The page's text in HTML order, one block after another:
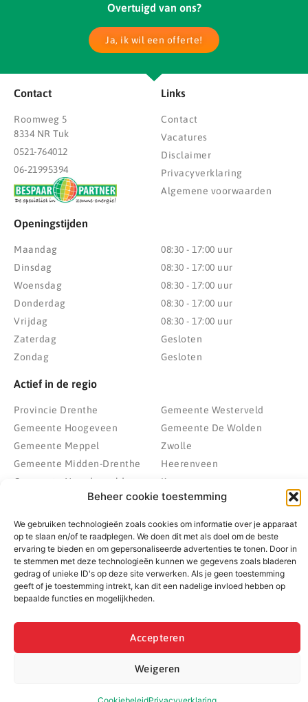
Beheer cookie toestemming
We gebruiken technologieën zoals cookies om informatie over je apparaat
op te slaan en/of te raadplegen. We doen dit met als doel om de beste
ervaring te bieden en om gepersonaliseerde advertenties te tonen. Door in
te stemmen met deze technologieën kunnen we gegevens zoals bladeren
gedrag of unieke ID's op deze site verwerken. Als je geen toestemming
geeft of je toestemming intrekt, kan dit een nadelige invloed hebben op
bepaalde functies en mogelijkheden.
Accepteren
Weigeren
Overtuigd van ons?
Ja, ik wil een offerte!
Contact
Roomweg 5
8334 NR Tuk
0521-764012
06-21995394
Links
Contact
Vacatures
Disclaimer
Privacyverklaring
Algemene voorwaarden
Openingstijden
Maandag
Dinsdag
Woensdag
Donderdag
Vrijdag
Zaterdag
Zondag
08:30 - 17:00 uur
08:30 - 17:00 uur
08:30 - 17:00 uur
08:30 - 17:00 uur
08:30 - 17:00 uur
Gesloten
Gesloten
Actief in de regio
Provincie Drenthe
Gemeente Hoogeveen
Gemeente Meppel
Gemeente Midden-Drenthe
Gemeente Noordenveld
Gemeente Noordoostpolder
Gemeente Weststellingwerf
Gemeente Westerveld
Gemeente De Wolden
Zwolle
Heerenveen
Kampen
Emmeloord
© 2022 - 2026 BespaarPartner | Alle rechten voorbehouden